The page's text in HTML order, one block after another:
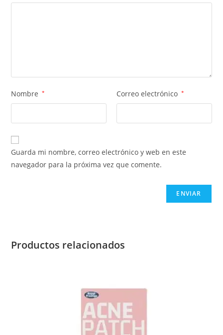
Nombre * Correo electrónico *
Guarda mi nombre, correo electrónico y web en este
navegador para la próxima vez que comente.
Productos relacionados